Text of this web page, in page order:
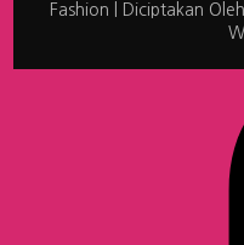
Fashion | Diciptakan Oleh